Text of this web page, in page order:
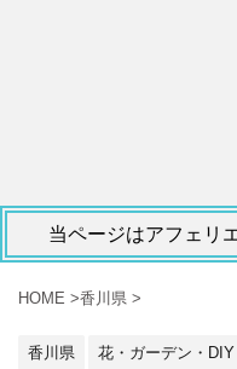
当ページはアフェリ
HOME >香川県 >
香川県 花・ガーデン・DIY